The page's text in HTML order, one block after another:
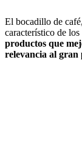
El bocadillo de
característico de
productos que
relevancia al gran